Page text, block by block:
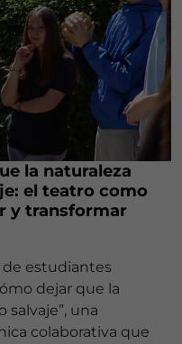
la naturaleza
el teatro como
y transformar
de estudiantes
dejar que la
salvaje”, una
colaborativa que